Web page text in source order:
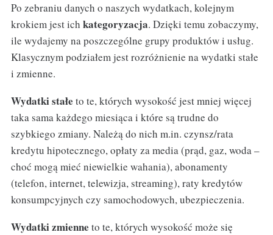
Po zebraniu danych o naszych wydatkach, kolejnym
krokiem jest ich kategoryzacja. Dzięki temu zobaczymy,
ile wydajemy na poszczególne grupy produktów i usług.
Klasycznym podziałem jest rozróżnienie na wydatki stałe
i zmienne.
Wydatki stałe to te, których wysokość jest mniej więcej
taka sama każdego miesiąca i które są trudne do
szybkiego zmiany. Należą do nich m.in. czynsz/rata
kredytu hipotecznego, opłaty za media (prąd, gaz, woda –
choć mogą mieć niewielkie wahania), abonamenty
(telefon, internet, telewizja, streaming), raty kredytów
konsumpcyjnych czy samochodowych, ubezpieczenia.
Wydatki zmienne to te, których wysokość może się